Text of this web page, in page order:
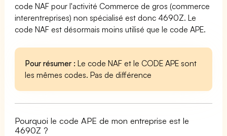
code NAF pour l'activité Commerce de gros (commerce
interentreprises) non spécialisé est donc 4690Z. Le
code NAF est désormais moins utilisé que le code APE.
Pour résumer : Le code NAF et le CODE APE sont
les mêmes codes. Pas de différence
Pourquoi le code APE de mon entreprise est le
4690Z ?